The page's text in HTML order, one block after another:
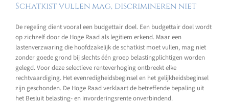
Schatkist vullen mag, discrimineren niet
De regeling dient vooral een budgettair doel. Een budgettair doel wordt
op zichzelf door de Hoge Raad als legitiem erkend. Maar een
lastenverzwaring die hoofdzakelijk de schatkist moet vullen, mag niet
zonder goede grond bij slechts één groep belastingplichtigen worden
gelegd. Voor deze selectieve renteverhoging ontbreekt elke
rechtvaardiging. Het evenredigheidsbeginsel en het gelijkheidsbeginsel
zijn geschonden. De Hoge Raad verklaart de betreffende bepaling uit
het Besluit belasting- en invorderingsrente onverbindend.